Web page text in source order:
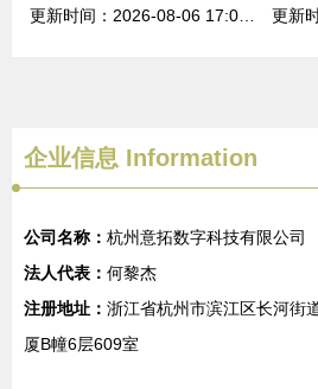
企业信息 Information
公司名称： 杭州意拓数字科技有限公司
法人代表： 何黎杰
注册地址： 浙江省杭州市滨江区长河街
厦B幢6层609室